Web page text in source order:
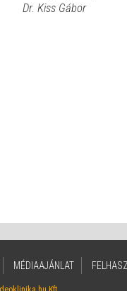
Dr. Kiss Gábor
MÉDIAAJÁNLAT